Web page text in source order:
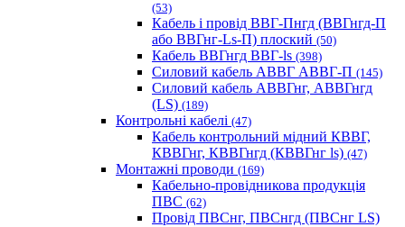
(53)
Кабель і провід ВВГ-Пнгд (ВВГнгд-П
або ВВГнг-Ls-П) плоский (50)
Кабель ВВГнгд ВВГ-ls (398)
Силовий кабель АВВГ АВВГ-П (145)
Силовий кабель АВВГнг, АВВГнгд
(LS) (189)
Контрольні кабелі (47)
Кабель контрольний мідний КВВГ,
КВВГнг, КВВГнгд (КВВГнг ls) (47)
Монтажні проводи (169)
Кабельно-провідникова продукція
ПВС (62)
Провід ПВСнг, ПВСнгд (ПВСнг LS)